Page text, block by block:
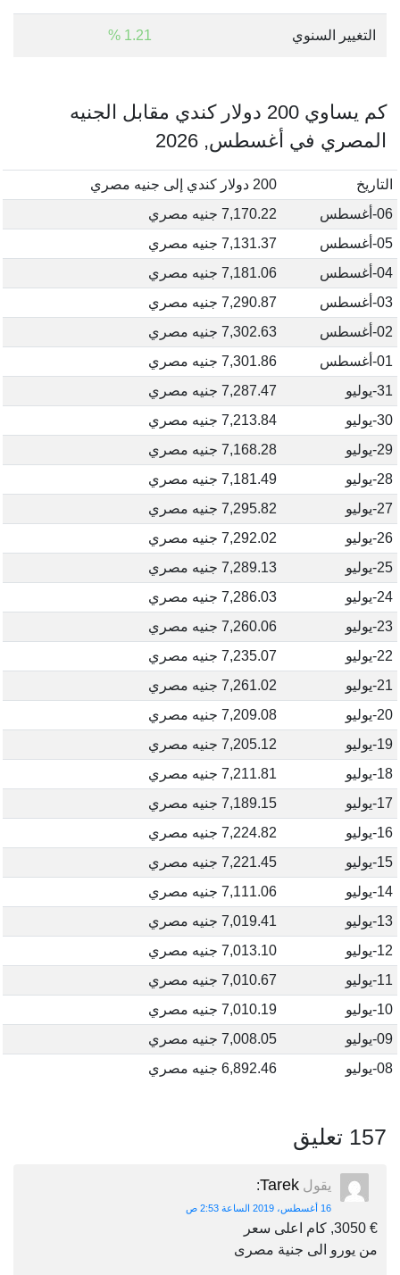
التغيير السنوي 1.21 %
كم يساوي 200 دولار كندي مقابل الجنيه
المصري في أغسطس, 2026
التاريخ
200 دولار كندي إلى جنيه مصري
06-أغسطس
7,170.22 جنيه مصري
05-أغسطس
7,131.37 جنيه مصري
04-أغسطس
7,181.06 جنيه مصري
03-أغسطس
7,290.87 جنيه مصري
02-أغسطس
7,302.63 جنيه مصري
01-أغسطس
7,301.86 جنيه مصري
31-يوليو
7,287.47 جنيه مصري
30-يوليو
7,213.84 جنيه مصري
29-يوليو
7,168.28 جنيه مصري
28-يوليو
7,181.49 جنيه مصري
27-يوليو
7,295.82 جنيه مصري
26-يوليو
7,292.02 جنيه مصري
25-يوليو
7,289.13 جنيه مصري
24-يوليو
7,286.03 جنيه مصري
23-يوليو
7,260.06 جنيه مصري
22-يوليو
7,235.07 جنيه مصري
21-يوليو
7,261.02 جنيه مصري
20-يوليو
7,209.08 جنيه مصري
19-يوليو
7,205.12 جنيه مصري
18-يوليو
7,211.81 جنيه مصري
17-يوليو
7,189.15 جنيه مصري
16-يوليو
7,224.82 جنيه مصري
15-يوليو
7,221.45 جنيه مصري
14-يوليو
7,111.06 جنيه مصري
13-يوليو
7,019.41 جنيه مصري
12-يوليو
7,013.10 جنيه مصري
11-يوليو
7,010.67 جنيه مصري
10-يوليو
7,010.19 جنيه مصري
09-يوليو
7,008.05 جنيه مصري
08-يوليو
6,892.46 جنيه مصري
157 تعليق
يقول Tarek
:
16 أغسطس، 2019 الساعة 2:53 ص
€ 3050, كام اعلى سعر
من يورو الى جنية مصرى